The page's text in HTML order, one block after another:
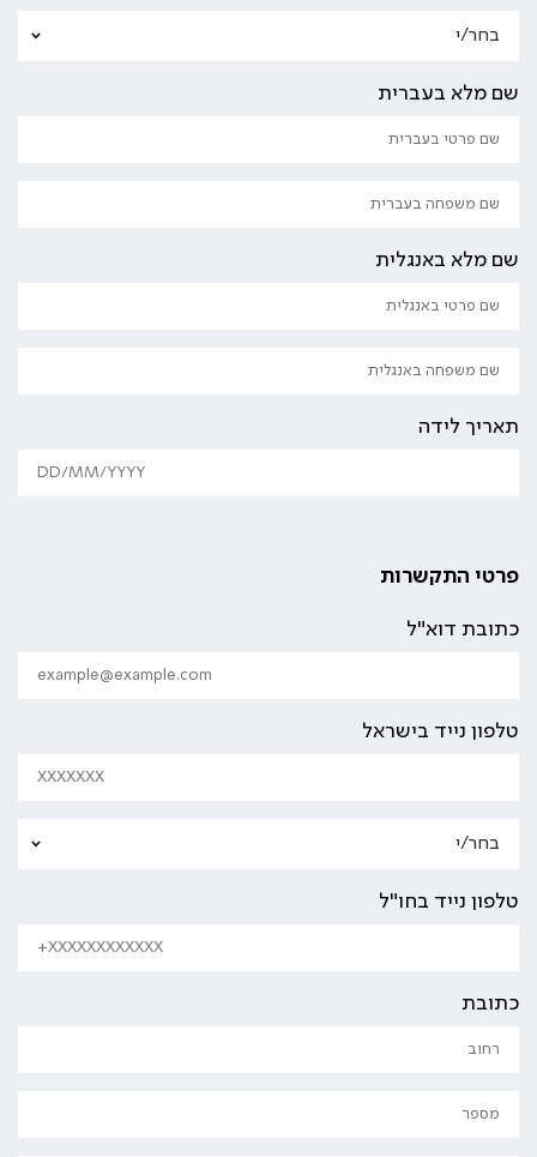
שם מלא בעברית
שם מלא באנגלית
תאריך לידה
פרטי התקשרות
כתובת דוא"ל
טלפון נייד בישראל
טלפון נייד בחו"ל
כתובת